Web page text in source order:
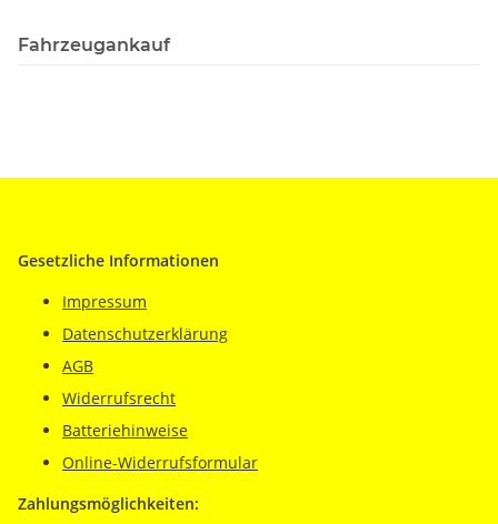
Fahrzeugankauf
Gesetzliche Informationen
Impressum
Datenschutzerklärung
AGB
Widerrufsrecht
Batteriehinweise
Online-Widerrufsformular
Zahlungsmöglichkeiten: